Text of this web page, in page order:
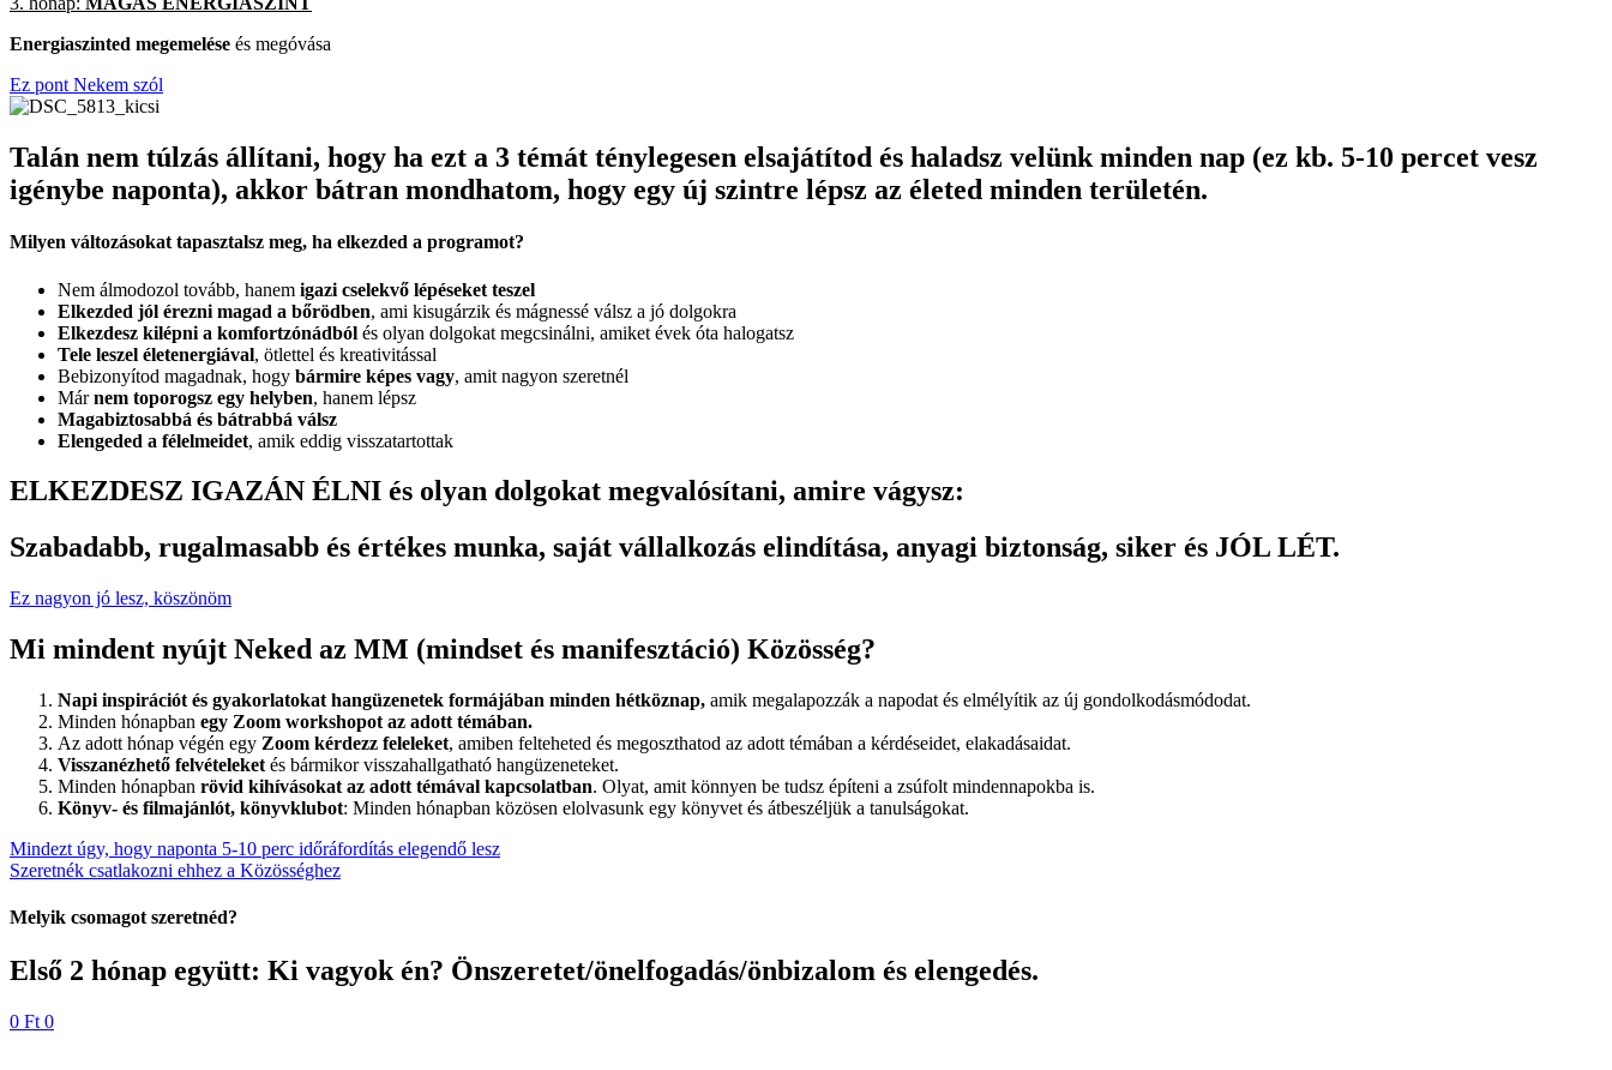
Energiaszinted megemelése és megóvása
Ez pont Nekem szól
Talán nem túlzás állítani, hogy ha ezt a 3 témát ténylegesen elsajátítod és haladsz velünk minden nap (ez kb. 5-10 percet vesz
igénybe naponta), akkor bátran mondhatom, hogy egy új szintre lépsz az életed minden területén.
Milyen változásokat tapasztalsz meg, ha elkezded a programot?
Nem álmodozol tovább, hanem igazi cselekvő lépéseket teszel
Elkezded jól érezni magad a bőrödben, ami kisugárzik és mágnessé válsz a jó dolgokra
Elkezdesz kilépni a komfortzónádból és olyan dolgokat megcsinálni, amiket évek óta halogatsz
Tele leszel életenergiával, ötlettel és kreativitással
Bebizonyítod magadnak, hogy bármire képes vagy, amit nagyon szeretnél
Márnem toporogsz egy helyben, hanem lépsz
Magabiztosabbá és bátrabbá válsz
Elengeded a félelmeidet, amik eddig visszatartottak
ELKEZDESZ IGAZÁN ÉLNI és olyan dolgokat megvalósítani, amire vágysz:
Szabadabb, rugalmasabb és értékes munka, saját vállalkozás elindítása, anyagi biztonság, siker és JÓL LÉT.
Ez nagyon jó lesz, köszönöm
Mi mindent nyújt Neked az MM (mindset és manifesztáció) Közösség?
Napi inspirációt és gyakorlatokat hangüzenetek formájában minden hétköznap, amik megalapozzák a napodat és elmélyítik az új gondolkodásmódodat.
Minden hónapban egy Zoom workshopot az adott témában.
Az adott hónap végén egy Zoom kérdezz feleleket, amiben felteheted és megoszthatod az adott témában a kérdéseidet, elakadásaidat.
Visszanézhető felvételeket és bármikor visszahallgatható hangüzeneteket.
Minden hónapban rövid kihívásokat az adott témával kapcsolatban. Olyat, amit könnyen be tudsz építeni a zsúfolt mindennapokba is.
Könyv- és filmajánlót, könyvklubot: Minden hónapban közösen elolvasunk egy könyvet és átbeszéljük a tanulságokat.
Mindezt úgy, hogy naponta 5-10 perc időráfordítás elegendő lesz
Szeretnék csatlakozni ehhez a Közösséghez
Melyik csomagot szeretnéd?
Első 2 hónap együtt: Ki vagyok én? Önszeretet/önelfogadás/önbizalom és elengedés.
0 Ft 0